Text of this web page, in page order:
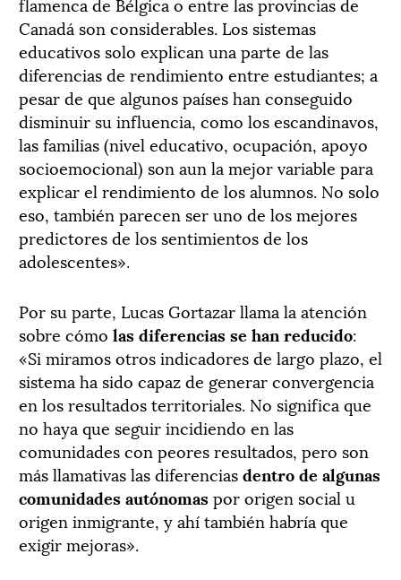
Canadá son considerables. Los sistemas
educativos solo explican una parte de las
diferencias de rendimiento entre estudiantes; a
pesar de que algunos países han conseguido
disminuir su influencia, como los escandinavos,
las familias (nivel educativo, ocupación, apoyo
socioemocional) son aun la mejor variable para
explicar el rendimiento de los alumnos. No solo
eso, también parecen ser uno de los mejores
predictores de los sentimientos de los
adolescentes».
Por su parte, Lucas Gortazar llama la atención
sobre cómo las diferencias se han reducido:
«Si miramos otros indicadores de largo plazo, el
sistema ha sido capaz de generar convergencia
en los resultados territoriales. No significa que
no haya que seguir incidiendo en las
comunidades con peores resultados, pero son
más llamativas las diferenciasdentro de algunas
comunidades autónomaspor origen social u
origen inmigrante, y ahí también habría que
exigir mejoras».